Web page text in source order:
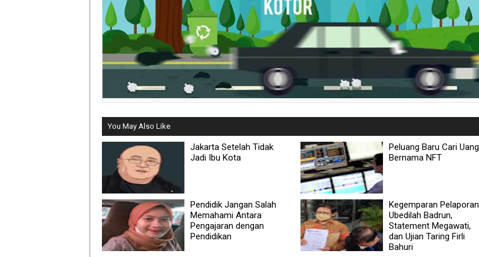
You May Also Like
Jakarta Setelah Tidak
Jadi Ibu Kota
Peluang Baru Cari Uang
Bernama NFT
Pendidik Jangan Salah
Memahami Antara
Pengajaran dengan
Pendidikan
Kegemparan Pelaporan
Ubedilah Badrun,
Statement Megawati,
dan Ujian Taring Firli
Bahuri